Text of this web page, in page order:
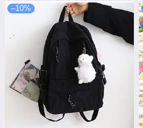
–10%